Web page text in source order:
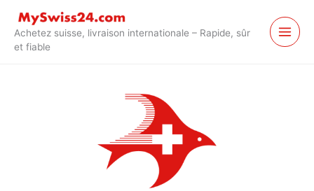
contenu
Achetez suisse, livraison internationale – Rapide, sûr
et fiable